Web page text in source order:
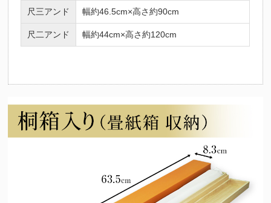
尺三アンド 幅約46.5cm×高さ約90cm
尺二アンド 幅約44cm×高さ約120cm